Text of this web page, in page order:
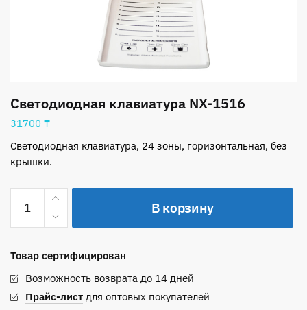
Светодиодная клавиатура NX-1516
31700 ₸
Светодиодная клавиатура, 24 зоны, горизонтальная, без
крышки.
Количество
товара
Светодиодная
NX-
1516
В корзину
Товар сертифицирован
Возможность возврата до 14 дней
Прайс-лист для оптовых покупателей